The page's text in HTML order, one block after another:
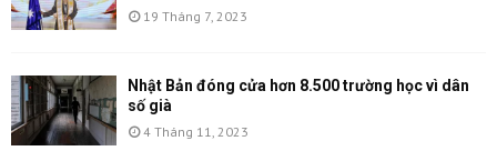
19 Tháng 7, 2023
Nhật Bản đóng cửa hơn 8.500 trường học vì dân
số già
4 Tháng 11, 2023